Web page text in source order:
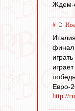
Ждем-
#
финал
Евро-
http://